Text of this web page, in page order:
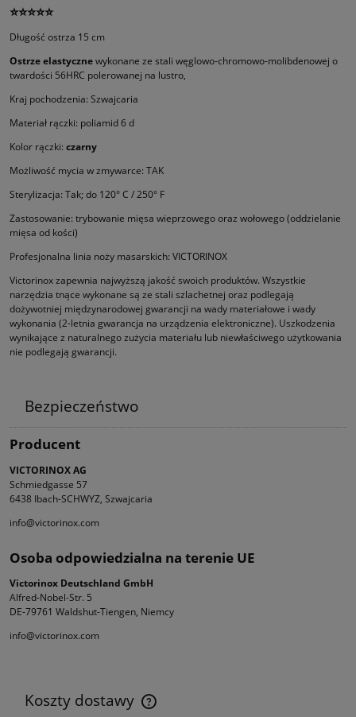
⭐⭐⭐⭐⭐
Długość ostrza 15 cm
Ostrze elastycznewykonane ze stali węglowo-chromowo-molibdenowej o
twardości 56HRC polerowanej na lustro,
Kraj pochodzenia: Szwajcaria
Materiał rączki: poliamid 6 d
Kolor rączki: czarny
Możliwość mycia w zmywarce: TAK
Sterylizacja: Tak; do 120° C / 250° F
Zastosowanie: trybowanie mięsa wieprzowego oraz wołowego (oddzielanie
mięsa od kości)
Profesjonalna linia noży masarskich: VICTORINOX
Victorinox zapewnia najwyższą jakość swoich produktów. Wszystkie
narzędzia tnące wykonane są ze stali szlachetnej oraz podle­gają
dożywotniej międzynarodowej gwarancji na wady materiałowe i wady
wykonania (2-letnia gwarancja na urządzenia elektro­niczne). Uszkodzenia
wynikające z naturalnego zużycia materiału lub niewłaściwego użytkowania
nie podlegają gwarancji.
Bezpieczeństwo
Producent
VICTORINOX AG
Schmiedgasse 57
6438 Ibach-SCHWYZ, Szwajcaria
info@victorinox.com
Osoba odpowiedzialna na terenie UE
Victorinox Deutschland GmbH
Alfred-Nobel-Str. 5
DE-79761 Waldshut-Tiengen, Niemcy
info@victorinox.com
Koszty dostawy
Cena nie zawiera ewentualnych kosztów płatności